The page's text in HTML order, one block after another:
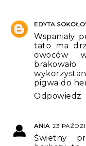
EDYTA
Wspaniały
tato ma
owoców
pigwa do
Odpowiedz
ANIA 23
Świetny